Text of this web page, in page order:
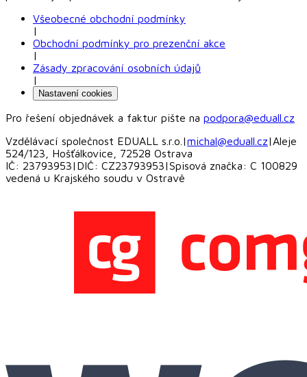
Všeobecné obchodní podmínky
|
Obchodní podmínky pro prezenční akce
|
Zásady zpracování osobních údajů
|
Nastavení cookies
Pro řešení objednávek a faktur pište na podpora@eduall.cz
Vzdělávací společnost EDUALL s.r.o. |michal@eduall.cz|Aleje
524/123, Hošťálkovice, 72528 Ostrava
IČ: 23793953| DIČ: CZ23793953|Spisová značka: C 100829
vedená u Krajského soudu v Ostravě